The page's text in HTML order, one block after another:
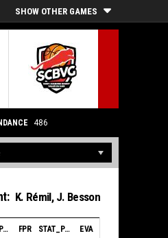
SHOW OTHER GAMES
486
K. Rémil, J. Besson
STAT_PERSONMATCH_BASKETBALL_SFOULSPERSONAL_ABBREV FPR STAT_PERSONMATCH_BASKETBALL_SPLUSMINUSPOINTS_ABBREV EVA